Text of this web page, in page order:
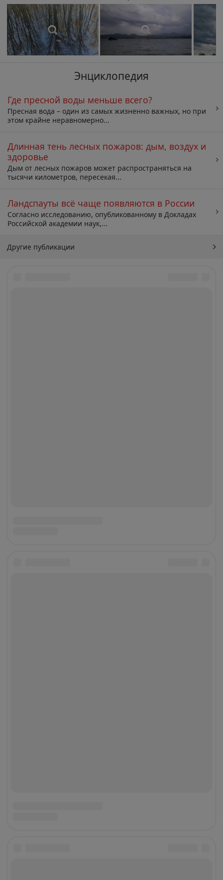
Энциклопедия
Где пресной воды меньше всего?
Пресная вода – один из самых жизненно важных, но при
этом крайне неравномерно...
Длинная тень лесных пожаров: дым, воздух и
здоровье
Дым от лесных пожаров может распространяться на
тысячи километров, пересекая...
Ландспауты всё чаще появляются в России
Согласно исследованию, опубликованному в Докладах
Российской академии наук,...
Другие публикации